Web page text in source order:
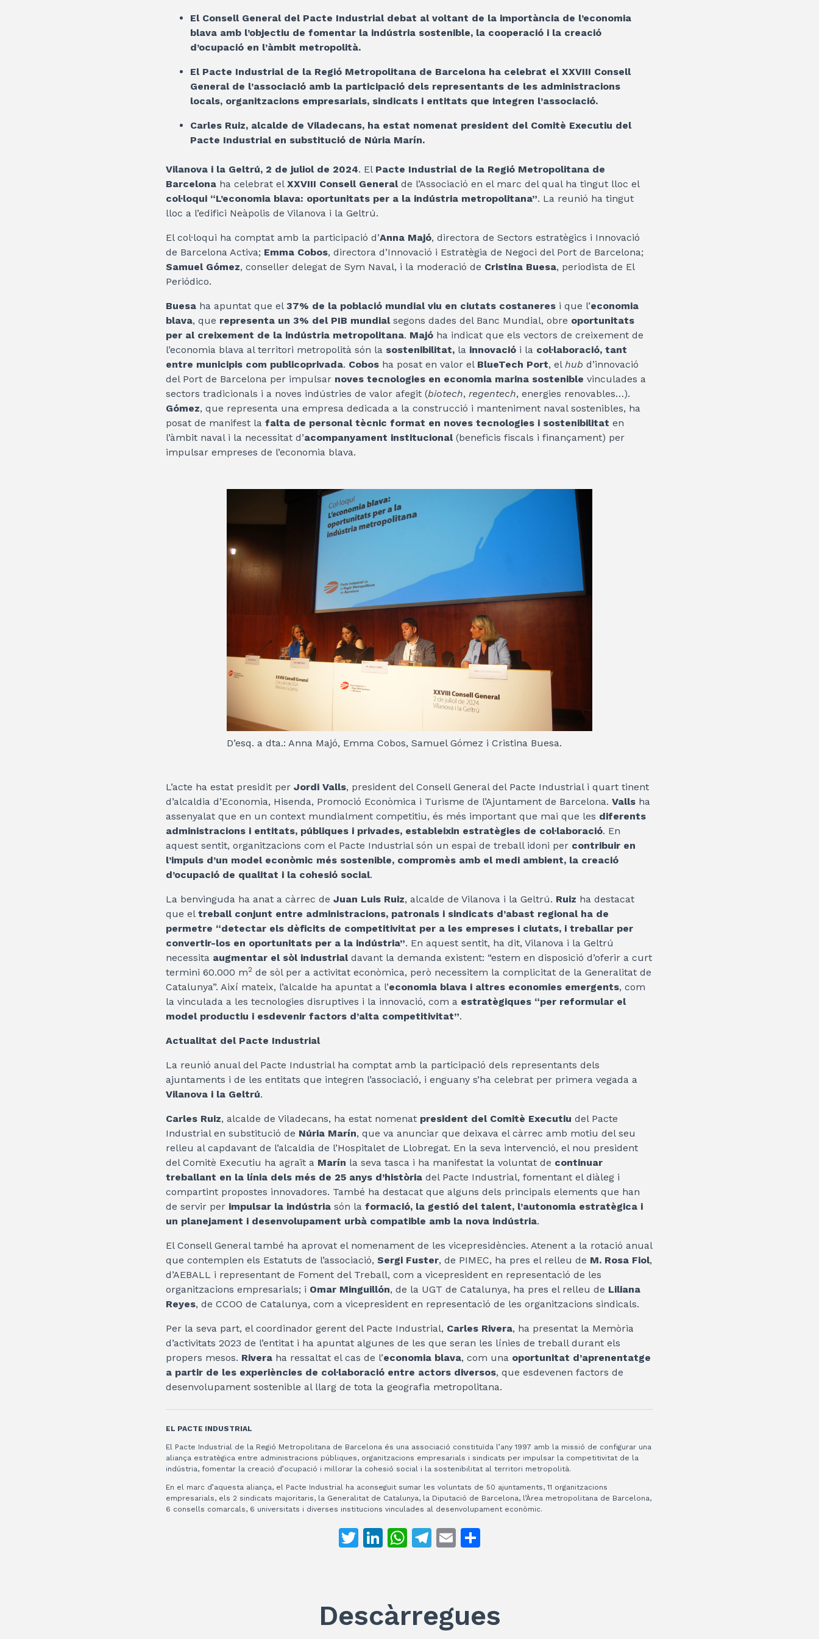
El Consell General del Pacte Industrial debat al voltant de la importància de l’economia
blava amb l’objectiu de fomentar la indústria sostenible, la cooperació i la creació
d’ocupació en l’àmbit metropolità.
El Pacte Industrial de la Regió Metropolitana de Barcelona ha celebrat el XXVIII Consell
General de l’associació amb la participació dels representants de les administracions
locals, organitzacions empresarials, sindicats i entitats que integren l’associació.
Carles Ruiz, alcalde de Viladecans, ha estat nomenat president del Comitè Executiu del
Pacte Industrial en substitució de Núria Marín.
Vilanova i la Geltrú, 2 de juliol de 2024. El Pacte Industrial de la Regió Metropolitana de
Barcelona ha celebrat el XXVIII Consell Generalde l’Associació en el marc del qual ha tingut lloc el
col·loqui “L’economia blava: oportunitats per a la indústria metropolitana”. La reunió ha tingut
lloc a l’edifici Neàpolis de Vilanova i la Geltrú.
El col·loqui ha comptat amb la participació d’Anna Majó, directora de Sectors estratègics i Innovació
de Barcelona Activa; Emma Cobos, directora d’Innovació i Estratègia de Negoci del Port de Barcelona;
Samuel Gómez, conseller delegat de Sym Naval, i la moderació de Cristina Buesa, periodista de El
Periódico.
Buesa ha apuntat que el 37% de la població mundial viu en ciutats costaneres i que l’economia
blava, que representa un 3% del PIB mundialsegons dades del Banc Mundial, obre oportunitats
per al creixement de la indústria metropolitana. Majó ha indicat que els vectors de creixement de
l’economia blava al territori metropolità són la sostenibilitat, la innovació i la col·laboració, tant
entre municipis com publicoprivada. Cobos ha posat en valor el BlueTech Port, el hub d’innovació
del Port de Barcelona per impulsar noves tecnologies en economia marina sostenible vinculades a
sectors tradicionals i a noves indústries de valor afegit (biotech, regentech, energies renovables…).
Gómez, que representa una empresa dedicada a la construcció i manteniment naval sostenibles, ha
posat de manifest la falta de personal tècnic format en noves tecnologies i sostenibilitat en
l’àmbit naval i la necessitat d’acompanyament institucional (beneficis fiscals i finançament) per
impulsar empreses de l’economia blava.
D’esq. a dta.: Anna Majó, Emma Cobos, Samuel Gómez i Cristina Buesa.
L’acte ha estat presidit per Jordi Valls, president del Consell General del Pacte Industrial i quart tinent
d’alcaldia d’Economia, Hisenda, Promoció Econòmica i Turisme de l’Ajuntament de Barcelona. Valls ha
assenyalat que en un context mundialment competitiu, és més important que mai que les diferents
administracions i entitats, públiques i privades, estableixin estratègies de col·laboració. En
aquest sentit, organitzacions com el Pacte Industrial són un espai de treball idoni per contribuir en
l’impuls d’un model econòmic més sostenible, compromès amb el medi ambient, la creació
d’ocupació de qualitat i la cohesió social.
La benvinguda ha anat a càrrec de Juan Luis Ruiz, alcalde de Vilanova i la Geltrú. Ruiz ha destacat
que el treball conjunt entre administracions, patronals i sindicats d’abast regional ha de
permetre “detectar els dèficits de competitivitat per a les empreses i ciutats, i treballar per
convertir-los en oportunitats per a la indústria”. En aquest sentit, ha dit, Vilanova i la Geltrú
necessita augmentar el sòl industrialdavant la demanda existent: “estem en disposició d’oferir a curt
termini 60.000 m2 de sòl per a activitat econòmica, però necessitem la complicitat de la Generalitat de
Catalunya”. Així mateix, l’alcalde ha apuntat a l’economia blava i altres economies emergents, com
la vinculada a les tecnologies disruptives i la innovació, com a estratègiques “per reformular el
model productiu i esdevenir factors d’alta competitivitat”.
Actualitat del Pacte Industrial
La reunió anual del Pacte Industrial ha comptat amb la participació dels representants dels
ajuntaments i de les entitats que integren l’associació, i enguany s’ha celebrat per primera vegada a
Vilanova i la Geltrú.
Carles Ruiz, alcalde de Viladecans, ha estat nomenat president del Comitè Executiu del Pacte
Industrial en substitució de Núria Marín, que va anunciar que deixava el càrrec amb motiu del seu
relleu al capdavant de l’alcaldia de l’Hospitalet de Llobregat. En la seva intervenció, el nou president
del Comitè Executiu ha agraït a Marín la seva tasca i ha manifestat la voluntat de continuar
treballant en la línia dels més de 25 anys d’història del Pacte Industrial, fomentant el diàleg i
compartint propostes innovadores. També ha destacat que alguns dels principals elements que han
de servir per impulsar la indústria són la formació, la gestió del talent, l’autonomia estratègica i
un planejament i desenvolupament urbà compatible amb la nova indústria.
El Consell General també ha aprovat el nomenament de les vicepresidències. Atenent a la rotació anual
que contemplen els Estatuts de l’associació, Sergi Fuster, de PIMEC, ha pres el relleu de M. Rosa Fiol,
d’AEBALL i representant de Foment del Treball, com a vicepresident en representació de les
organitzacions empresarials; i Omar Minguillón, de la UGT de Catalunya, ha pres el relleu de Liliana
Reyes, de CCOO de Catalunya, com a vicepresident en representació de les organitzacions sindicals.
Per la seva part, el coordinador gerent del Pacte Industrial, Carles Rivera, ha presentat la Memòria
d’activitats 2023 de l’entitat i ha apuntat algunes de les que seran les línies de treball durant els
propers mesos. Rivera ha ressaltat el cas de l’economia blava, com una oportunitat d’aprenentatge
a partir de les experiències de col·laboració entre actors diversos, que esdevenen factors de
desenvolupament sostenible al llarg de tota la geografia metropolitana.
EL PACTE INDUSTRIAL
El Pacte Industrial de la Regió Metropolitana de Barcelona és una associació constituïda l’any 1997 amb la missió de configurar una
aliança estratègica entre administracions públiques, organitzacions empresarials i sindicats per impulsar la competitivitat de la
indústria, fomentar la creació d’ocupació i millorar la cohesió social i la sostenibilitat al territori metropolità.
En el marc d’aquesta aliança, el Pacte Industrial ha aconseguit sumar les voluntats de 50 ajuntaments, 11 organitzacions
empresarials, els 2 sindicats majoritaris, la Generalitat de Catalunya, la Diputació de Barcelona, l’Àrea metropolitana de Barcelona,
6 consells comarcals, 6 universitats i diverses institucions vinculades al desenvolupament econòmic.
T
Li
dI
W
A
T
a
E
ar
Descàrregues